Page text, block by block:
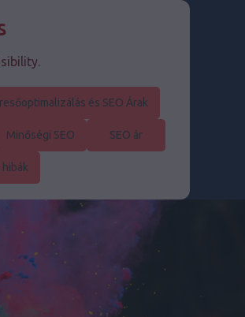
és SEO Árak
Minőségi SEO SEO ár